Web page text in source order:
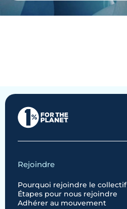
Rejoindre
Pourquoi rejoindre le collectif
Étapes pour nous rejoindre
Adhérer au mouvement